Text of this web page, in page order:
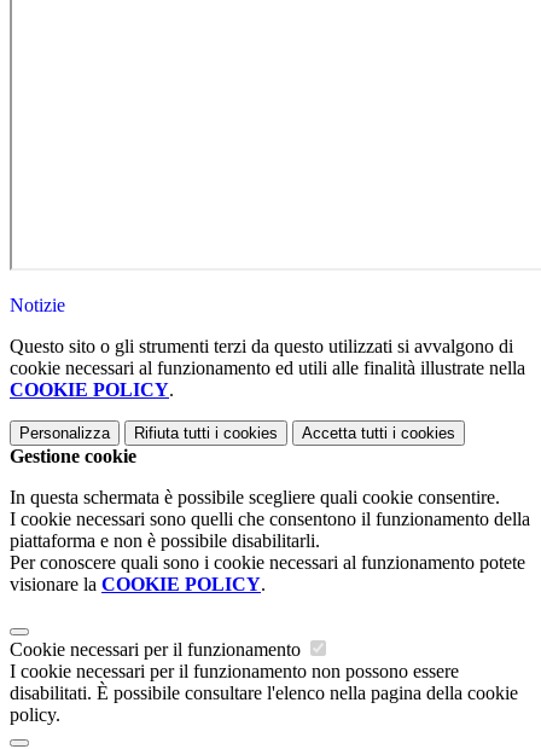
Notizie
Questo sito o gli strumenti terzi da questo utilizzati si avvalgono di
cookie necessari al funzionamento ed utili alle finalità illustrate nella
COOKIE POLICY.
Personalizza Rifiuta tutti i cookies Accetta tutti i cookies
Gestione cookie
In questa schermata è possibile scegliere quali cookie consentire.
I cookie necessari sono quelli che consentono il funzionamento della
piattaforma e non è possibile disabilitarli.
Per conoscere quali sono i cookie necessari al funzionamento potete
visionare la COOKIE POLICY.
Cookie necessari per il funzionamento
I cookie necessari per il funzionamento non possono essere
disabilitati. È possibile consultare l'elenco nella pagina della cookie
policy.